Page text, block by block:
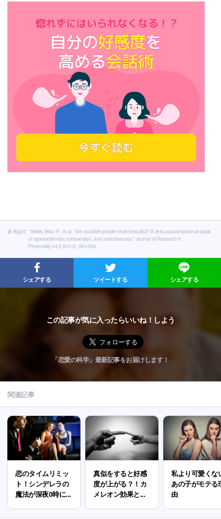
参考論文 * Meier, Brian P., et al. "Are sociable people more beautiful? A zero-acquaintance analysis
of agreeableness, extraversion, and attractiveness." Journal of Research in
Personality 44.2 (2010): 293-296.
シェアする ツイートする シェアする
この記事が気に入ったらいいね！しよう
「恋愛の科学」最新記事をお届けします！
関連記事
恋のタイムリミッ
ト！シンデレラの
魔法が深夜0時に...
真似をすると好感
度が上がる？！カ
メレオン効果と...
私より可愛くな
あの子がモテる
由